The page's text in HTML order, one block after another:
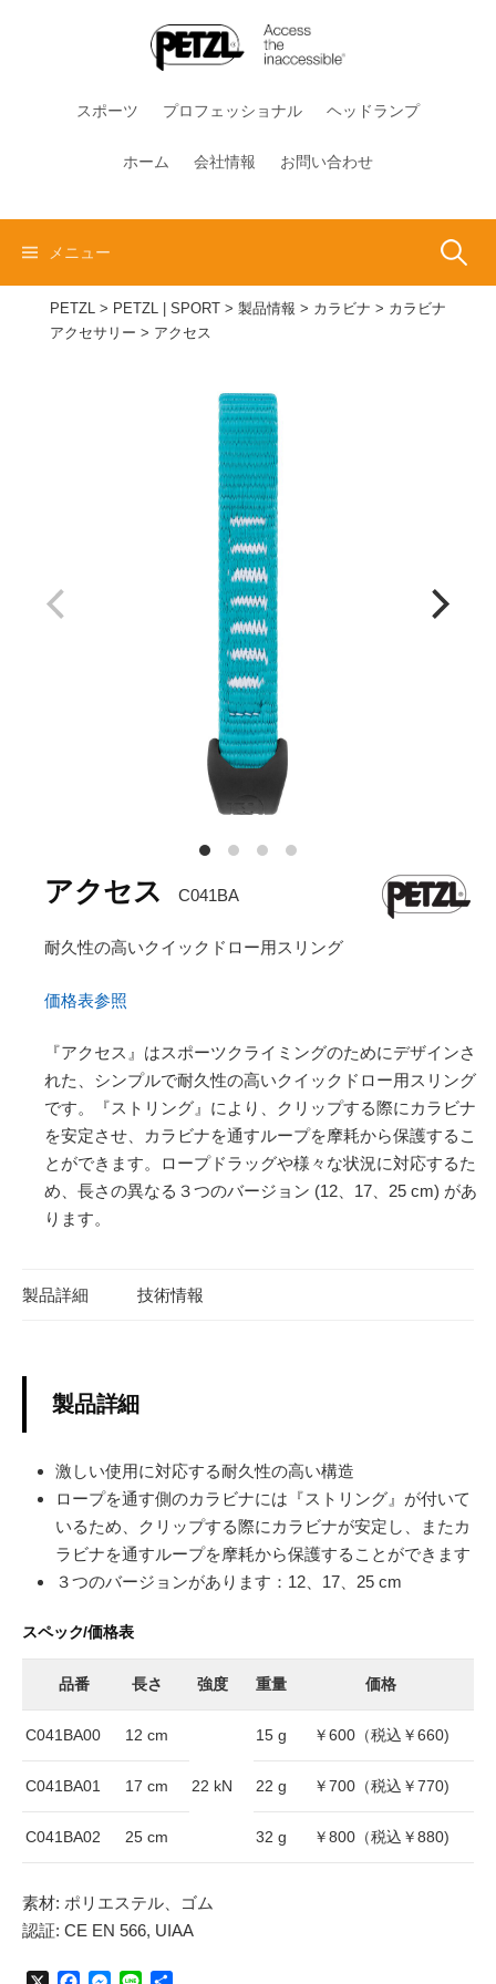
スポーツ プロフェッショナル ヘッドランプ
ホーム 会社情報 お問い合わせ
メニュー 検
索:
PETZL > PETZL | SPORT > 製品情報 > カラビナ > カラビナ
アクセサリー > アクセス
アクセス C041BA
耐久性の高いクイックドロー用スリング
価格表参照
『アクセス』はスポーツクライミングのためにデザインさ
れた、シンプルで耐久性の高いクイックドロー用スリング
です。『ストリング』により、クリップする際にカラビナ
を安定させ、カラビナを通すループを摩耗から保護するこ
とができます。ロープドラッグや様々な状況に対応するた
め、長さの異なる３つのバージョン (12、17、25 cm) があ
ります。
製品詳細 技術情報
製品詳細
激しい使用に対応する耐久性の高い構造
ロープを通す側のカラビナには『ストリング』が付いて
いるため、クリップする際にカラビナが安定し、またカ
ラビナを通すループを摩耗から保護することができます
３つのバージョンがあります：12、17、25 cm
スペック/価格表
品番 長さ 強度 重量 価格
C041BA00 12 cm
22 kN
15 g ￥600（税込￥660)
C041BA01 17 cm 22 g ￥700（税込￥770)
C041BA02 25 cm 32 g ￥800（税込￥880)
素材: ポリエステル、ゴム
認証: CE EN 566, UIAA